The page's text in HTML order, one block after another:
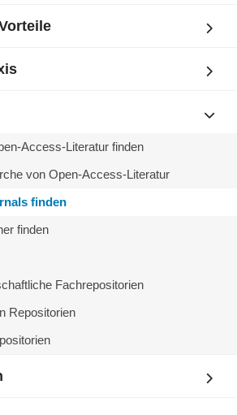
Access-Literatur finden
von Open-Access-Literatur
finden
finden
Fachrepositorien
Repositorien